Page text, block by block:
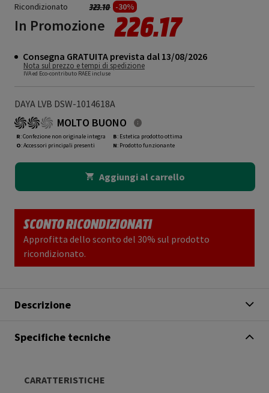
Ricondizionato
Prezzo ridotto da
323.10a -30%
In Promozione 226.17
Consegna GRATUITA prevista dal 13/08/2026
Nota sul prezzo e tempi di spedizione
IVA ed Eco-contributo RAEE incluse
DAYA LVB DSW-1014618A
MOLTO BUONO
R: Confezione non originale integra
O: Accessori principali presenti
B: Estetica prodotto ottima
N: Prodotto funzionante
Aggiungi al carrello
SCONTO RICONDIZIONATI
Approfitta dello sconto del 30% sul prodotto
ricondizionato.
Descrizione
Specifiche tecniche
CARATTERISTICHE